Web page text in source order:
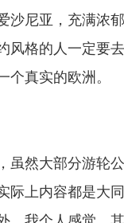
沙尼亚，充满浓
风格的人一定要
个真实的欧洲。
虽然大部分游轮
际上内容都是大